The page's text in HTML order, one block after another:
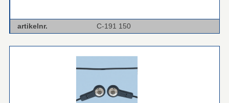
artikelnr. C-191 150